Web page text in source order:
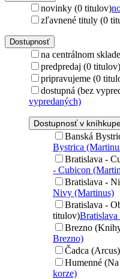
novinky (0 titulov)
zľavnené tituly (0
Dostupnosť
na centrálnom
predpredaj (0 titulov)
pripravujeme (0
dostupná (bez
vypredaných)
Dostupnosť v
Banská
Bystrica
Bratislava -
- Cubicon
Bratislava -
Nivy (Martinus)
Bratislava -
titulov)
Brezno
Brezno)
Čadca
Humenné
korze)